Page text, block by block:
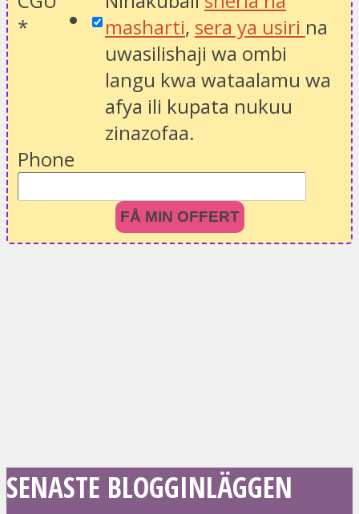
*
masharti, sera ya usiri na
uwasilishaji wa ombi
langu kwa wataalamu wa
afya ili kupata nukuu
zinazofaa.
Phone
FÅ MIN OFFERT
SENASTE BLOGGINLÄGGEN